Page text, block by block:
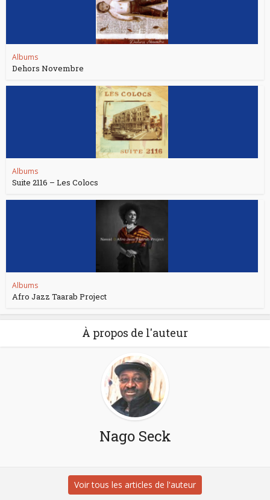
Albums
Dehors Novembre
Albums
Suite 2116 – Les Colocs
Albums
Afro Jazz Taarab Project
À propos de l'auteur
Nago Seck
Voir tous les articles de l'auteur